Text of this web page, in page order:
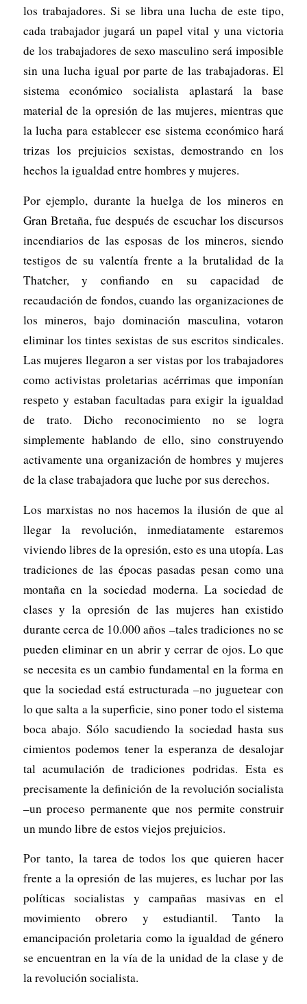
los trabajadores. Si se libra una lucha de este tipo,
cada trabajador jugará un papel vital y una victoria
de los trabajadores de sexo masculino será imposible
sin una lucha igual por parte de las trabajadoras. El
sistema económico socialista aplastará la base
material de la opresión de las mujeres, mientras que
la lucha para establecer ese sistema económico hará
trizas los prejuicios sexistas, demostrando en los
hechos la igualdad entre hombres y mujeres.
Por ejemplo, durante la huelga de los mineros en
Gran Bretaña, fue después de escuchar los discursos
incendiarios de las esposas de los mineros, siendo
testigos de su valentía frente a la brutalidad de la
Thatcher, y confiando en su capacidad de
recaudación de fondos, cuando las organizaciones de
los mineros, bajo dominación masculina, votaron
eliminar los tintes sexistas de sus escritos sindicales.
Las mujeres llegaron a ser vistas por los trabajadores
como activistas proletarias acérrimas que imponían
respeto y estaban facultadas para exigir la igualdad
de trato. Dicho reconocimiento no se logra
simplemente hablando de ello, sino construyendo
activamente una organización de hombres y mujeres
de la clase trabajadora que luche por sus derechos.
Los marxistas no nos hacemos la ilusión de que al
llegar la revolución, inmediatamente estaremos
viviendo libres de la opresión, esto es una utopía. Las
tradiciones de las épocas pasadas pesan como una
montaña en la sociedad moderna. La sociedad de
clases y la opresión de las mujeres han existido
durante cerca de 10.000 años –tales tradiciones no se
pueden eliminar en un abrir y cerrar de ojos. Lo que
se necesita es un cambio fundamental en la forma en
que la sociedad está estructurada –no juguetear con
lo que salta a la superficie, sino poner todo el sistema
boca abajo. Sólo sacudiendo la sociedad hasta sus
cimientos podemos tener la esperanza de desalojar
tal acumulación de tradiciones podridas. Esta es
precisamente la definición de la revolución socialista
–un proceso permanente que nos permite construir
un mundo libre de estos viejos prejuicios.
Por tanto, la tarea de todos los que quieren hacer
frente a la opresión de las mujeres, es luchar por las
políticas socialistas y campañas masivas en el
movimiento obrero y estudiantil. Tanto la
emancipación proletaria como la igualdad de género
se encuentran en la vía de la unidad de la clase y de
la revolución socialista.